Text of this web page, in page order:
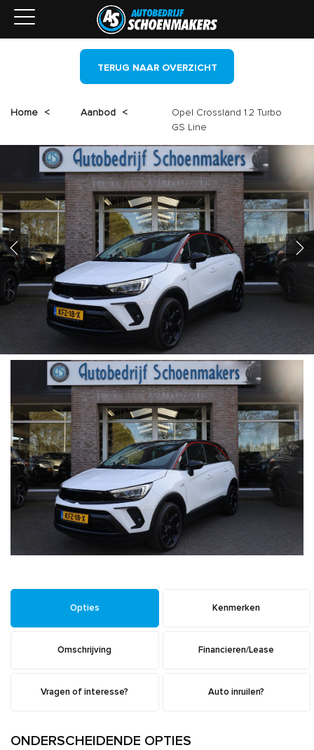
TERUG NAAR OVERZICHT
Home < Aanbod <
Opel Crossland 1.2 Turbo
GS Line
Opties Kenmerken
Omschrijving Financieren/Lease
Vragen of interesse? Auto inruilen?
ONDERSCHEIDENDE OPTIES